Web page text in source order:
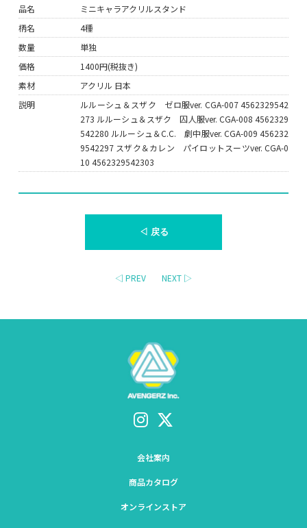
品名
ミニキャラアクリルスタンド
柄名
4種
数量
単独
価格
1400円(税抜き)
素材
アクリル 日本
説明
ルルーシュ＆スザク ゼロ服ver. CGA-007 4562329542
273 ルルーシュ＆スザク 囚人服ver. CGA-008 4562329
542280 ルルーシュ＆C.C. 劇中服ver. CGA-009 456232
9542297 スザク＆カレン パイロットスーツver. CGA-0
10 4562329542303
◁ 戻る
◁ PREV NEXT ▷
会社案内
商品カタログ
オンラインストア